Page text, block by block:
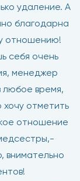
удаление. А
благодарна
отношению!
себя очень
менеджер
любое время,
отметить
отношение
внимательно